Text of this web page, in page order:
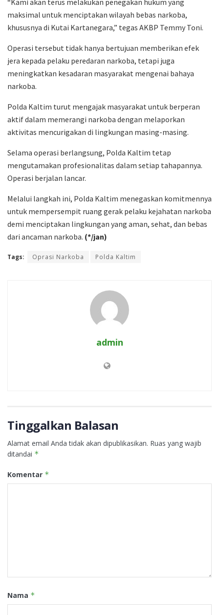
maksimal untuk menciptakan wilayah bebas narkoba,
khususnya di Kutai Kartanegara,” tegas AKBP Temmy Toni.
Operasi tersebut tidak hanya bertujuan memberikan efek
jera kepada pelaku peredaran narkoba, tetapi juga
meningkatkan kesadaran masyarakat mengenai bahaya
narkoba.
Polda Kaltim turut mengajak masyarakat untuk berperan
aktif dalam memerangi narkoba dengan melaporkan
aktivitas mencurigakan di lingkungan masing-masing.
Selama operasi berlangsung, Polda Kaltim tetap
mengutamakan profesionalitas dalam setiap tahapannya.
Operasi berjalan lancar.
Melalui langkah ini, Polda Kaltim menegaskan komitmennya
untuk mempersempit ruang gerak pelaku kejahatan narkoba
demi menciptakan lingkungan yang aman, sehat, dan bebas
dari ancaman narkoba. (*/jan)
Tags: Oprasi Narkoba Polda Kaltim
admin
Tinggalkan Balasan
Alamat email Anda tidak akan dipublikasikan. Ruas yang wajib
ditandai *
Komentar *
Nama *